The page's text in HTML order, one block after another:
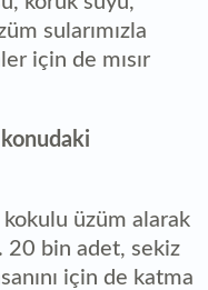
sularımızla
için de mısır
üzüm alarak
20 bin adet, sekiz
için de katma